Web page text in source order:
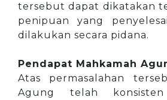
tersebut dapat dikatakan
penipuan yang
dilakukan secara pidana.
Pendapat Mahkamah
Atas permasalahan
Agung telah konsisten